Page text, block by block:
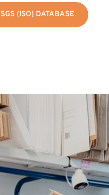
SGS (ISO) DATABASE